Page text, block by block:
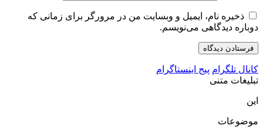
ذخیره نام، ایمیل و وبسایت من در مرورگر برای زمانی که
دوباره دیدگاهی می‌نویسم.
کانال تلگرام پیج اینستاگرام
تبلیغات متنی
این
موضوعات